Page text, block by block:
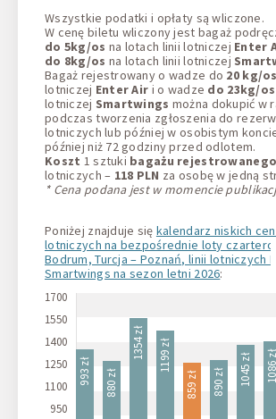
Wszystkie podatki i opłaty są wliczone.
W cenę biletu wliczony jest bagaż
do 5kg/os na lotach linii lotniczej Enter
do 8kg/os na lotach linii lotniczej
Bagaż rejestrowany o wadze do 20 kg/os
lotniczej Enter Air i o wadze do 23kg/os
lotniczej Smartwings można dokupić w
podczas tworzenia zgłoszenia do
lotniczych lub później w osobistym
później niż 72 godziny przed odlotem.
Koszt 1 sztuki bagażu
lotniczych – 118 PLN za osobę w jedną
* Cena podana jest w momencie
Poniżej znajduje się kalendarz niskich
lotniczych na bezpośrednie loty
Bodrum, Turcja – Poznań, linii lotniczych
Smartwings na sezon letni 2026:
1700
1550
1400
1250
1100
950
993 zł 880 zł
1354 zł 1199 zł
859 zł 890 zł 1045 zł 1086 zł